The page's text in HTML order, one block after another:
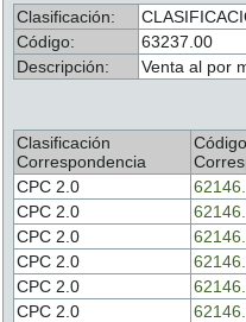
Clasificación:
Código:
63237.00
Descripción:
Venta al por
Clasificación
Correspondencia
Código
CPC 2.0
CPC 2.0
CPC 2.0
CPC 2.0
CPC 2.0
CPC 2.0